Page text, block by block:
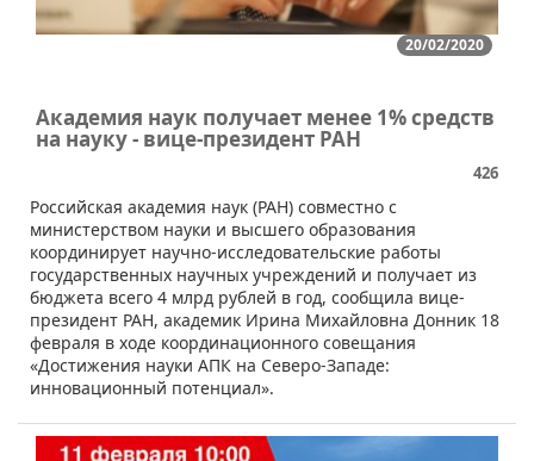
20/02/2020
Академия наук получает менее 1% средств
на науку - вице-президент РАН
426
Российская академия наук (РАН) совместно с
министерством науки и высшего образования
координирует научно-исследовательские работы
государственных научных учреждений и получает из
бюджета всего 4 млрд рублей в год, сообщила вице-
президент РАН, академик Ирина Михайловна Донник 18
февраля в ходе координационного совещания
«Достижения науки АПК на Северо-Западе:
инновационный потенциал».